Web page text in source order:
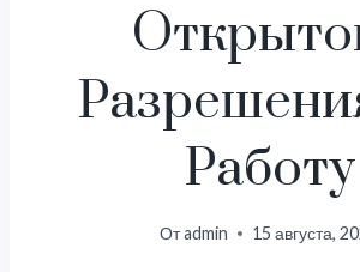
Работу
Отadmin 15 августа,